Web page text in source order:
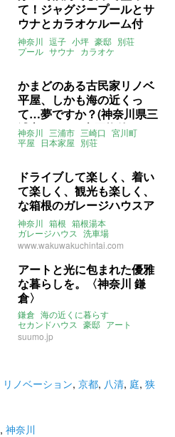
て！ジャグジープールとサ
ウナとカラオケルーム付
き、海の近くの豪邸で私は
人魚になる（神奈川県逗子
神奈川 逗子 小坪 豪邸 別荘
プール サウナ カラオケ
かまどのある古民家リノベ
平屋、しかも海の近くっ
て…夢ですか？(神奈川県三
浦市118㎡の売買物件)
神奈川 三浦市 三崎口 宮川町
平屋
日本家屋 別荘
ドライブして楽しく、着い
て楽しく、観光も楽しく、
な箱根のガレージハウスア
パートメント(神奈川県足柄
下郡55㎡～の賃貸物件)
神奈川 箱根 箱根湯本
ガレージハウス 洗車場
シェア賃貸 温泉街 別荘
セカンドハウス ペット可
www.wakuwakuchintai.com
アートと光に包まれた優雅
な暮らしを。〈神奈川 鎌
倉〉
鎌倉 海の近くに暮らす
セカンドハウス 豪邸 アート
シンプルモダン
suumo.jp
リノベーション, 京都, 八清, 庭, 狭
, 神奈川